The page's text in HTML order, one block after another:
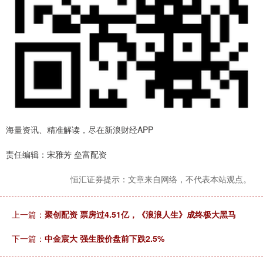
海量资讯、精准解读，尽在新浪财经APP
责任编辑：宋雅芳 垒富配资
恒汇证券提示：文章来自网络，不代表本站观点。
上一篇： 聚创配资 票房过4.51亿，《浪浪人生》成终极大黑马
下一篇： 中金宸大 强生股价盘前下跌2.5%